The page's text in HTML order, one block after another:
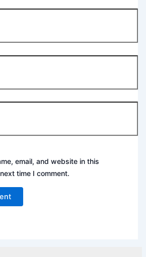
email, and website in this
time I comment.